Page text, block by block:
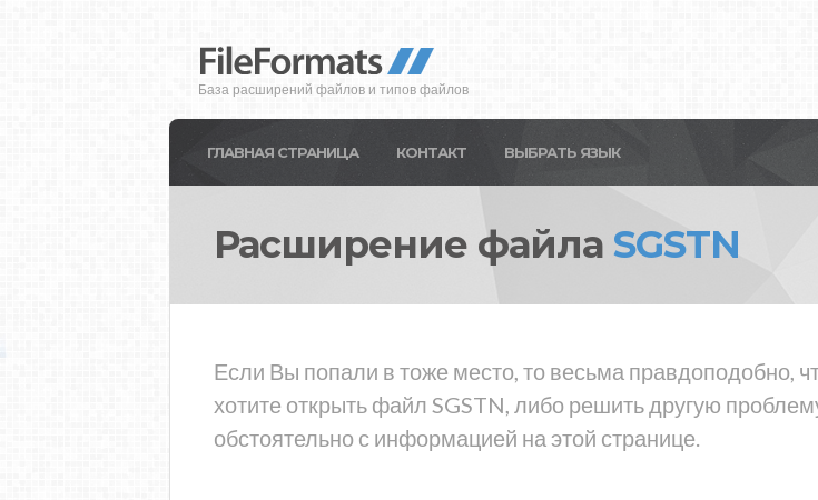
База расширений файлов и типов файлов
ГЛАВНАЯ СТРАНИЦА КОНТАКТ ВЫБРАТЬ ЯЗЫК
Расширение файла SGSTN
Если Вы попали в тоже место, то весьма правдоподобно,
хотите открыть файл SGSTN, либо решить другую
обстоятельно с информацией на этой странице.